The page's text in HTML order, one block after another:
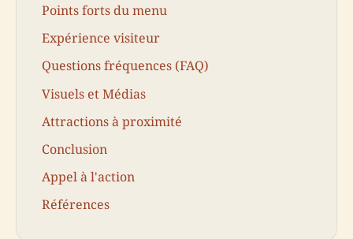
Points forts du menu
Expérience visiteur
Questions fréquences (FAQ)
Visuels et Médias
Attractions à proximité
Conclusion
Appel à l'action
Références